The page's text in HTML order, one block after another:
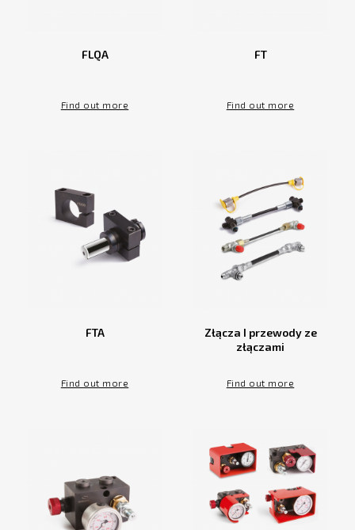
FLQA
Find out more
FT
Find out more
FTA
Find out more
Złącza I przewody ze
złączami
Find out more